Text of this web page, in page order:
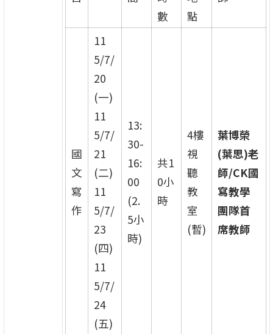
數
點
國
文
寫
作
11
5/7/
20
(一)
11
5/7/
21
(二)
11
5/7/
23
(四)
11
5/7/
24
(五)
13:
30-
16:
00
(2.
5小
時)
共1
0小
時
4樓
視
聽
教
室
(暫)
葉博榮
(葉思)老
師/CK國
寫教學
團隊首
席教師